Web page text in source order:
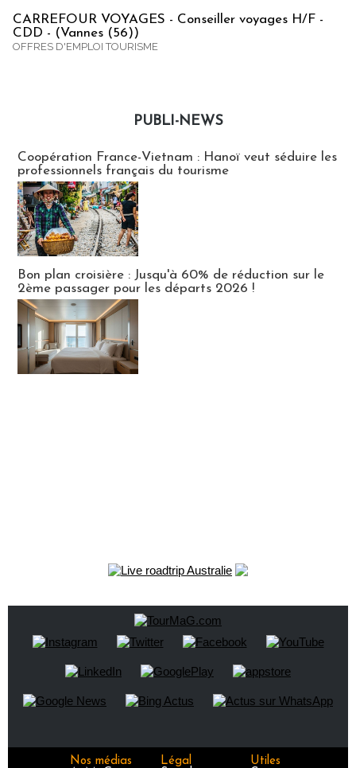
CARREFOUR VOYAGES - Conseiller voyages H/F -
CDD - (Vannes (56))
OFFRES D'EMPLOI TOURISME
PUBLI-NEWS
Coopération France-Vietnam : Hanoï veut séduire les
professionnels français du tourisme
Bon plan croisière : Jusqu'à 60% de réduction sur le
2ème passager pour les départs 2026 !
Nos médias
Légal
Utiles